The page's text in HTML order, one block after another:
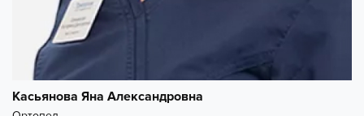
Касьянова Яна Александровна